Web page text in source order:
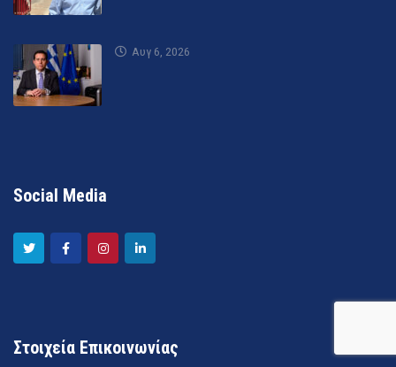
Αυγ 6, 2026
Social Media
Στοιχεία Επικοινωνίας